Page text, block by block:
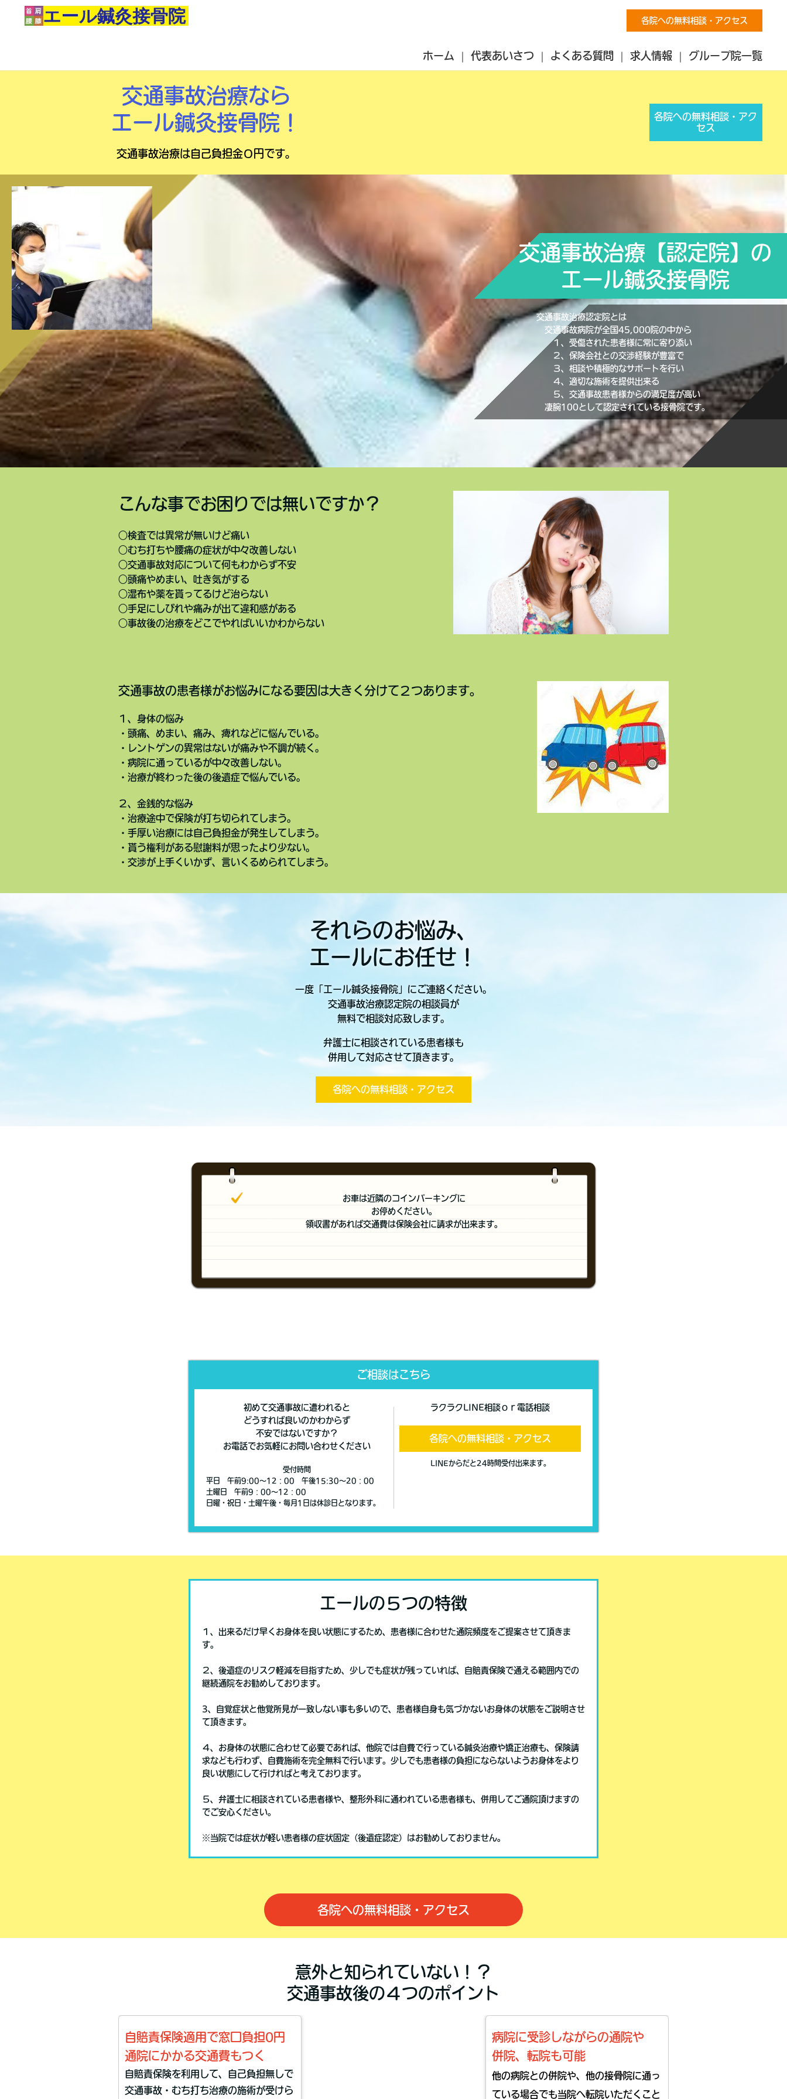
各院への無料相談・アクセス
ホーム 代表あいさつ よくある質問 求人情報 グループ院一覧
交通事故治療なら
エール鍼灸接骨院！
交通事故治療は自己負担金０円です。
各院への無料相談・アク
セス
交通事故治療【認定院】の
エール鍼灸接骨院
交通事故治療認定院とは
交通事故病院が全国45,000院の中から
１、受傷された患者様に常に寄り添い
２、保険会社との交渉経験が豊富で
３、相談や積極的なサポートを行い
４、適切な施術を提供出来る
５、交通事故患者様からの満足度が高い
凄腕100として認定されている接骨院です。
こんな事でお困りでは無いですか？
○検査では異常が無いけど痛い
○むち打ちや腰痛の症状が中々改善しない
○交通事故対応について何もわからず不安
○頭痛やめまい、吐き気がする
○湿布や薬を貰ってるけど治らない
○手足にしびれや痛みが出て違和感がある
○事故後の治療をどこでやればいいかわからない
交通事故の患者様がお悩みになる要因は大きく分けて２つあります。
１、身体の悩み
・頭痛、めまい、痛み、痺れなどに悩んでいる。
・レントゲンの異常はないが痛みや不調が続く。
・病院に通っているが中々改善しない。
・治療が終わった後の後遺症で悩んでいる。
２、金銭的な悩み
・治療途中で保険が打ち切られてしまう。
・手厚い治療には自己負担金が発生してしまう。
・貰う権利がある慰謝料が思ったより少ない。
・交渉が上手くいかず、言いくるめられてしまう。
それらのお悩み、
エールにお任せ！
一度「エール鍼灸接骨院」にご連絡ください。
交通事故治療認定院の相談員が
無料で相談対応致します。
弁護士に相談されている患者様も
併用して対応させて頂きます。
各院への無料相談・アクセス
お車は近隣のコインパーキングに
お停めください。
領収書があれば交通費は保険会社に請求が出来ます。
ご相談はこちら
初めて交通事故に遭われると
どうすれば良いのかわからず
不安ではないですか？
お電話でお気軽にお問い合わせください
受付時間
平日 午前9:00〜12：00 午後15:30～20：00
土曜日 午前9：00～12：00
日曜・祝日・土曜午後・毎月1日は休診日となります。
ラクラクLINE相談ｏｒ電話相談
各院への無料相談・アクセス
LINEからだと24時間受付出来ます。
エールの５つの特徴
１、出来るだけ早くお身体を良い状態にするため、患者様に合わせた通院頻度をご提案させて頂きま
す。
２、後遺症のリスク軽減を目指すため、少しでも症状が残っていれば、自賠責保険で通える範囲内での
継続通院をお勧めしております。
3、自覚症状と他覚所見が一致しない事も多いので、患者様自身も気づかないお身体の状態をご説明させ
て頂きます。
４、お身体の状態に合わせて必要であれば、他院では自費で行っている鍼灸治療や矯正治療も、保険請
求なども行わず、自費施術を完全無料で行います。少しでも患者様の負担にならないようお身体をより
良い状態にして行ければと考えております。
５、弁護士に相談されている患者様や、整形外科に通われている患者様も、併用してご通院頂けますの
でご安心ください。
※当院では症状が軽い患者様の症状固定（後遺症認定）はお勧めしておりません。
各院への無料相談・アクセス
意外と知られていない！？
交通事故後の４つのポイント
自賠責保険適用で窓口負担0円
通院にかかる交通費もつく
自賠責保険を利用して、自己負担無しで
交通事故・むち打ち治療の施術が受けら
病院に受診しながらの通院や
併院、転院も可能
他の病院との併院や、他の接骨院に通っ
ている場合でも当院へ転院いただくこと